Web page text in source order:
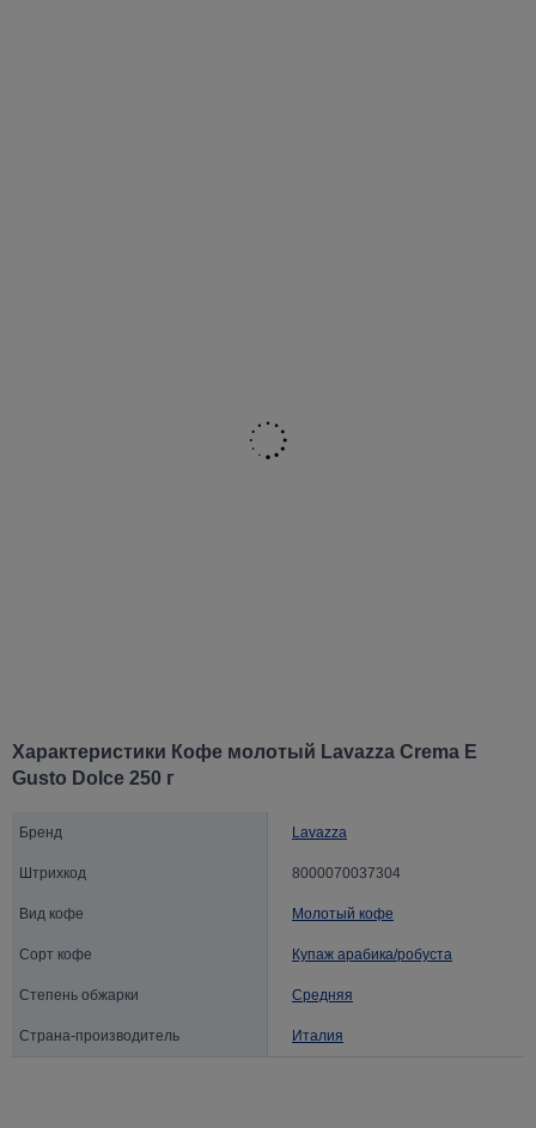
Характеристики Кофе молотый Lavazza Crema E
Gusto Dolce 250 г
Бренд Lavazza
Штрихкод 8000070037304
Вид кофе Молотый кофе
Сорт кофе Купаж арабика/робуста
Степень обжарки Средняя
Страна-производитель Италия